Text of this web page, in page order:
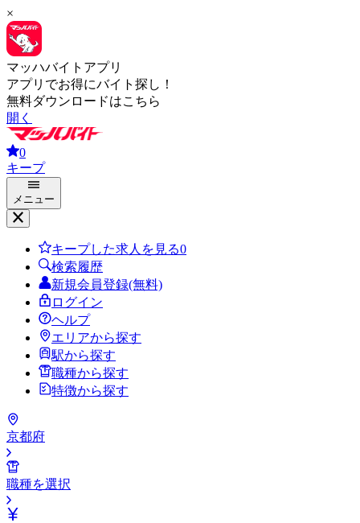
×
マッハバイトアプリ
アプリでお得にバイト探し！
無料ダウンロードはこちら
開く
0
キープ
メニュー
キープした求人を見る0
検索履歴
新規会員登録(無料)
ログイン
ヘルプ
エリアから探す
駅から探す
職種から探す
特徴から探す
京都府
職種を選択